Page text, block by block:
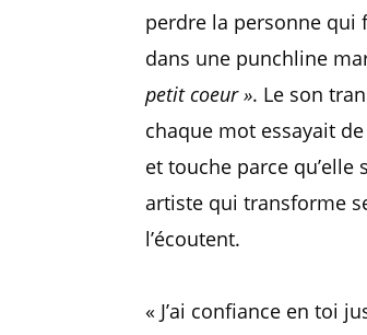
perdre la personne
dans une punchline
petit coeur ». Le son
chaque mot essayait
et touche parce qu’elle
artiste qui transforme
l’écoutent.
« J’ai confiance en toi